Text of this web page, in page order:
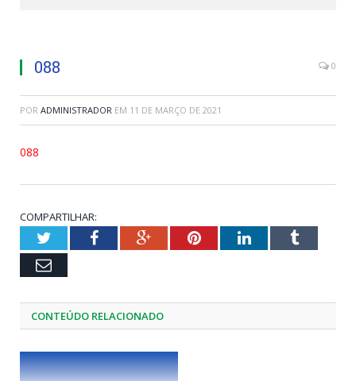
088 0
POR ADMINISTRADOR EM 11 DE MARÇO DE 2021
088
COMPARTILHAR:
TwitterFacebookGoogle+PinterestLinkedInTumblr
Email
CONTEÚDO RELACIONADO